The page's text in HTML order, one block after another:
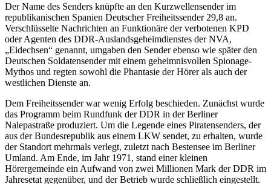
Der Name des Senders knüpfte an den Kurzwellensender im
republikanischen Spanien Deutscher Freiheitssender 29,8 an.
Verschlüsselte Nachrichten an Funktionäre der verbotenen KPD
oder Agenten des DDR-Auslandsgeheimdienstes der NVA,
„Eidechsen“ genannt, umgaben den Sender ebenso wie später den
Deutschen Soldatensender mit einem geheimnisvollen Spionage-
Mythos und regten sowohl die Phantasie der Hörer als auch der
westlichen Dienste an.
Dem Freiheitssender war wenig Erfolg beschieden. Zunächst wurde
das Programm beim Rundfunk der DDR in der Berliner
Nalepastraße produziert. Um die Legende eines Piratensenders, der
aus der Bundesrepublik aus einem LKW sendet, zu erhalten, wurde
der Standort mehrmals verlegt, zuletzt nach Bestensee im Berliner
Umland. Am Ende, im Jahr 1971, stand einer kleinen
Hörergemeinde ein Aufwand von zwei Millionen Mark der DDR im
Jahresetat gegenüber, und der Betrieb wurde schließlich eingestellt.